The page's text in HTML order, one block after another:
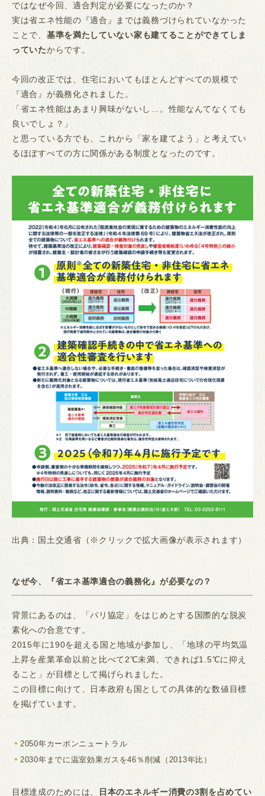
ではなぜ今回、適合判定が必要になったのか？
実は省エネ性能の『適合』までは義務づけられていなかった
ことで、 基準を満たしていない家も建てることができてしま
っていたからです。
今回の改正では、住宅においてもほとんどすべての規模で
『適合』が義務化されました。
「省エネ性能はあまり興味がないし…。性能なんてなくても
良いでしょ？」
と思っている方でも、これから「家を建てよう」と考えてい
るほぼすべての方に関係がある制度となったのです。
出典：国土交通省（※クリックで拡大画像が表示されます）
なぜ今、『省エネ基準適合の義務化』が必要なの？
背景にあるのは、「パリ協定」をはじめとする国際的な脱炭
素化への合意です。
2015年に190を超える国と地域が参加し、「地球の平均気温
上昇を産業革命以前と比べて2℃未満、できれば1.5℃に抑え
ること」が目標として掲げられました。
この目標に向けて、日本政府も国としての具体的な数値目標
を掲げています。
2050年カーボンニュートラル
2030年までに温室効果ガスを46％削減（2013年比）
目標達成のためには、 日本のエネルギー消費の3割を占めてい